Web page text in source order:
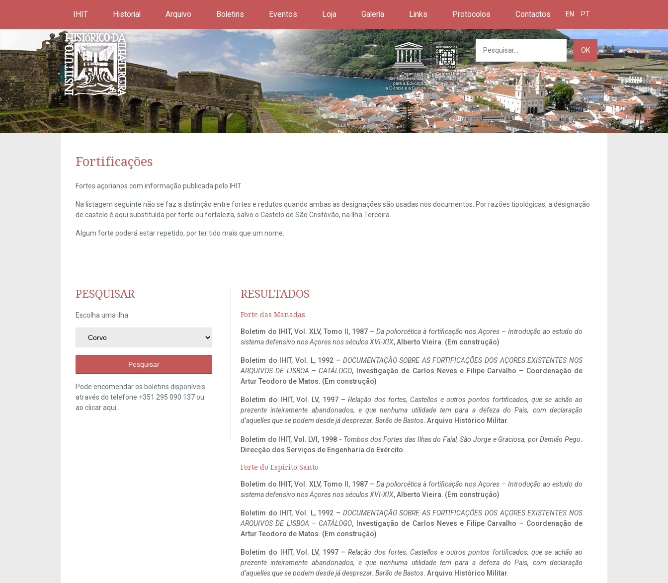
IHIT Historial Arquivo Boletins Eventos Loja Galeria Links Protocolos Contactos EN PT
OK
Fortificações
Fortes açorianos com informação publicada pelo IHIT.
Na listagem seguinte não se faz a distinção entre fortes e redutos quando ambas as designações são usadas nos documentos. Por razões tipológicas, a designação
de castelo é aqui substituída por forte ou fortaleza, salvo o Castelo de São Cristóvão, na Ilha Terceira.
Algum forte poderá estar repetido, por ter tido mais que um nome.
PESQUISAR
Escolha uma ilha:
Pesquisar
Pode encomendar os boletins disponíveis
através do telefone +351 295 090 137 ou
ao clicaraqui
RESULTADOS
Forte das Manadas
Boletim do IHIT, Vol. XLV, Tomo II, 1987 – Da poliorcética à fortificação nos Açores – Introdução ao estudo do
sistema defensivo nos Açores nos séculos XVI-XIX, Alberto Vieira. (Em construção)
Boletim do IHIT, Vol. L, 1992 – DOCUMENTAÇÃO SOBRE AS FORTIFICAÇÕES DOS AÇORES EXISTENTES NOS
ARQUIVOS DE LISBOA – CATÁLOGO, Investigação de Carlos Neves e Filipe Carvalho – Coordenação de
Artur Teodoro de Matos. (Em construção)
Boletim do IHIT, Vol. LV, 1997 –Relação dos fortes, Castellos e outros pontos fortificados, que se achão ao
prezente inteiramente abandonados, e que nenhuma utilidade tem para a defeza do Pais, com declaração
d’aquelles que se podem desde já desprezar. Barão de Bastos. Arquivo Histórico Militar.
Boletim do IHIT, Vol. LVI, 1998 - Tombos dos Fortes das Ilhas do Faial, São Jorge e Graciosa, por Damião Pego.
Direcção dos Serviços de Engenharia do Exército.
Forte do Espírito Santo
Boletim do IHIT, Vol. XLV, Tomo II, 1987 – Da poliorcética à fortificação nos Açores – Introdução ao estudo do
sistema defensivo nos Açores nos séculos XVI-XIX, Alberto Vieira. (Em construção)
Boletim do IHIT, Vol. L, 1992 – DOCUMENTAÇÃO SOBRE AS FORTIFICAÇÕES DOS AÇORES EXISTENTES NOS
ARQUIVOS DE LISBOA – CATÁLOGO, Investigação de Carlos Neves e Filipe Carvalho – Coordenação de
Artur Teodoro de Matos. (Em construção)
Boletim do IHIT, Vol. LV, 1997 –Relação dos fortes, Castellos e outros pontos fortificados, que se achão ao
prezente inteiramente abandonados, e que nenhuma utilidade tem para a defeza do Pais, com declaração
d’aquelles que se podem desde já desprezar. Barão de Bastos. Arquivo Histórico Militar.